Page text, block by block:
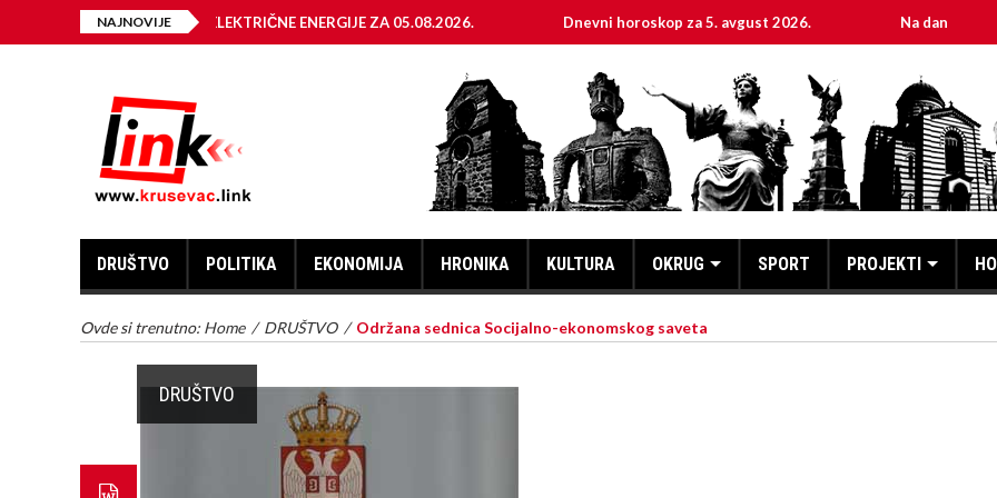
NAJNOVIJE
ISKLJUČENJA ELEKTRIČNE ENERGIJE ZA 05.08.2026. Dnevni horoskop za 5. avgust 2026. Na današnji dan, 5. avgust
DRUŠTVO POLITIKA EKONOMIJA HRONIKA KULTURA OKRUG SPORT PROJEKTI
Ovde si trenutno: Home / DRUŠTVO / Održana sednica Socijalno-ekonomskog saveta
DRUŠTVO